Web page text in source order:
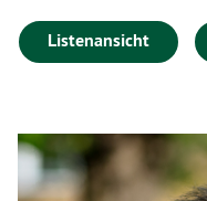
Listenansicht